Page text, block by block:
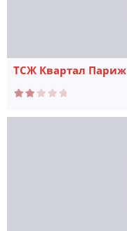
ТСЖ Квартал Париж